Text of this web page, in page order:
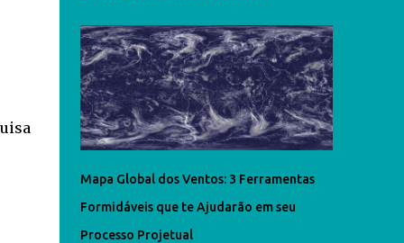
Mapa Global dos Ventos: 3 Ferramentas
Formidáveis que te Ajudarão em seu
Processo Projetual